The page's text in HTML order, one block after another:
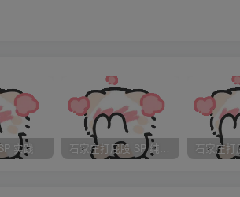
实践 石家庄打屁股 SP 纯实践